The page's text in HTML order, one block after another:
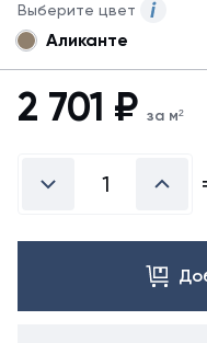
Выберите цвет
данного
могут
цвета.
Для
цвета
Аликанте
2 701 ₽ за м²